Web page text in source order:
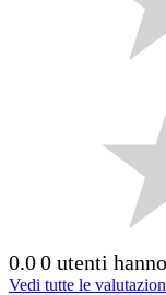
0.00 utenti
Vedi tutte le